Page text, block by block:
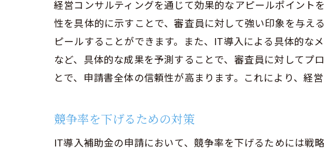
経営コンサルティングを通じて効果的なアピールポイント
性を具体的に示すことで、審査員に対して強い印象を与え
ピールすることができます。また、IT導入による具体的な
など、具体的な成果を予測することで、審査員に対してプ
とで、申請書全体の信頼性が高まります。これにより、経
競争率を下げるための対策
IT導入補助金の申請において、競争率を下げるためには戦